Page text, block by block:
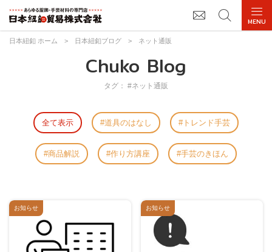
日本紐釦 ホーム > 日本紐釦ブログ > ネット通販
Chuko Blog
タグ： #ネット通販
全て表示 道具のはなし トレンド手芸
商品解説 作り方講座 手芸のきほん
お知らせ お知らせ